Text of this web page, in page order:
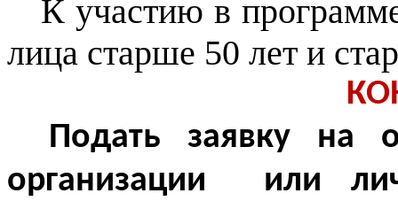
К участию в
лица старше 50 лет и
Подать заявку на
организации или